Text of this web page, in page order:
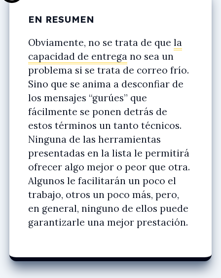
EN RESUMEN
Obviamente, no se trata de que la
capacidad de entrega no sea un
problema si se trata de correo frío.
Sino que se anima a desconfiar de
los mensajes “gurúes” que
fácilmente se ponen detrás de
estos términos un tanto técnicos.
Ninguna de las herramientas
presentadas en la lista le permitirá
ofrecer algo mejor o peor que otra.
Algunos le facilitarán un poco el
trabajo, otros un poco más, pero,
en general, ninguno de ellos puede
garantizarle una mejor prestación.